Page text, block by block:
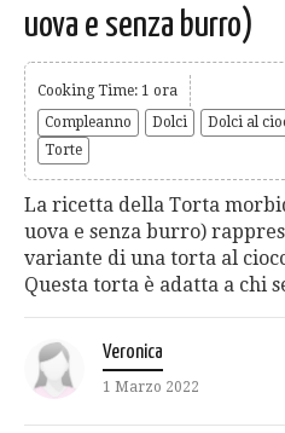
uova e senza burro)
Cooking Time: 1 ora
Compleanno
Dolci Dolci al
Torte
La ricetta della Torta
uova e senza burro)
variante di una torta al
Questa torta è adatta a chi
Veronica
1 Marzo 2022